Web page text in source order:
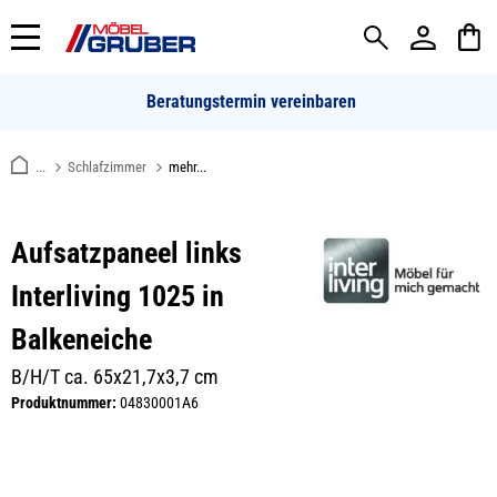
springen
Beratungstermin vereinbaren
... Schlafzimmer mehr...
Aufsatzpaneel links
Interliving 1025 in
Balkeneiche
B/H/T ca. 65x21,7x3,7 cm
Produktnummer: 04830001A6